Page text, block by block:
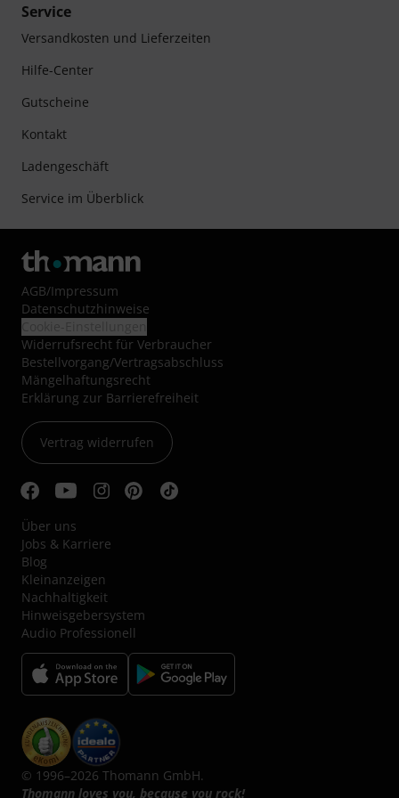
Service
Versandkosten und Lieferzeiten
Hilfe-Center
Gutscheine
Kontakt
Ladengeschäft
Service im Überblick
AGB/Impressum
Datenschutzhinweise
Widerrufsrecht für Verbraucher
Bestellvorgang/Vertragsabschluss
Mängelhaftungsrecht
Erklärung zur Barrierefreiheit
Vertrag widerrufen
Über uns
Jobs & Karriere
Blog
Kleinanzeigen
Nachhaltigkeit
Hinweisgebersystem
Audio Professionell
© 1996–2026 Thomann GmbH.
Thomann loves you, because you rock!